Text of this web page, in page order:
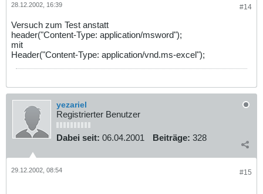
#14
28.12.2002, 16:39
Versuch zum Test anstatt
header("Content-Type: application/msword");
mit
Header("Content-Type: application/vnd.ms-excel");
yezariel
Registrierter Benutzer
Dabei seit: 06.04.2001 Beiträge: 328
#15
29.12.2002, 08:54